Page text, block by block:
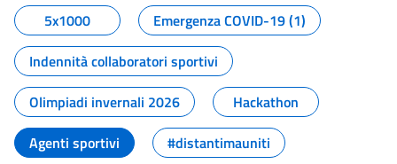
5x1000
Emergenza COVID-19 (1)
Indennità collaboratori sportivi
Olimpiadi invernali 2026
Hackathon
Agenti sportivi
#distantimauniti